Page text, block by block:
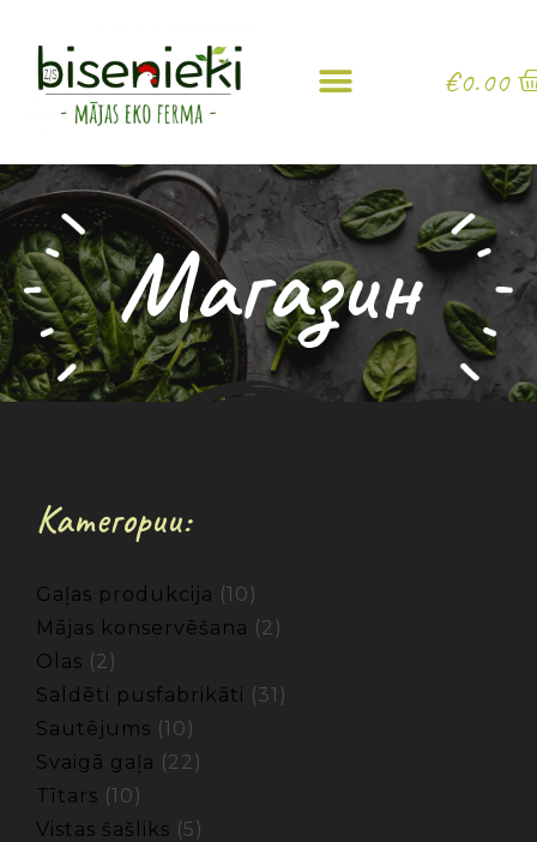
€0.00
Магазин
Категории:
Gaļas produkcija
10
Mājas konservēšana
2
Olas
2
Saldēti pusfabrikāti
31
Sautējums
10
Svaigā gaļa
22
Tītars
10
Vistas šašliks
5